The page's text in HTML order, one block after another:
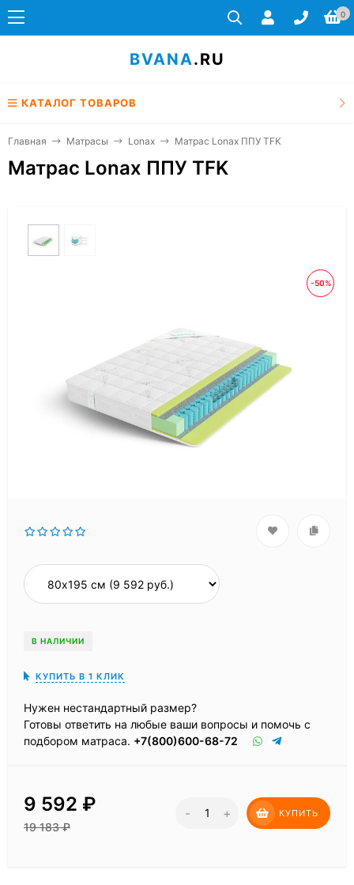
0
BVANA.RU
КАТАЛОГ ТОВАРОВ
Главная Матрасы Lonax Матрас Lonax ППУ TFK
Матрас Lonax ППУ TFK
-50%
В НАЛИЧИИ
КУПИТЬ В 1 КЛИК
Нужен нестандартный размер?
Готовы ответить на любые ваши вопросы и помочь с
подбором матраса. +7(800)600-68-72
9 592 ₽
19 183₽
- + КУПИТЬ